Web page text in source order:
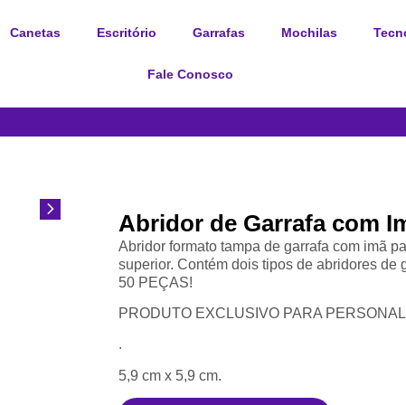
Canetas Escritório Garrafas Mochilas
Fale Conosco
Abridor de Garrafa com
Abridor formato tampa de garrafa com imã
superior. Contém dois tipos de abridores de
50 PEÇAS!
PRODUTO EXCLUSIVO PARA
.
5,9 cm x 5,9 cm.